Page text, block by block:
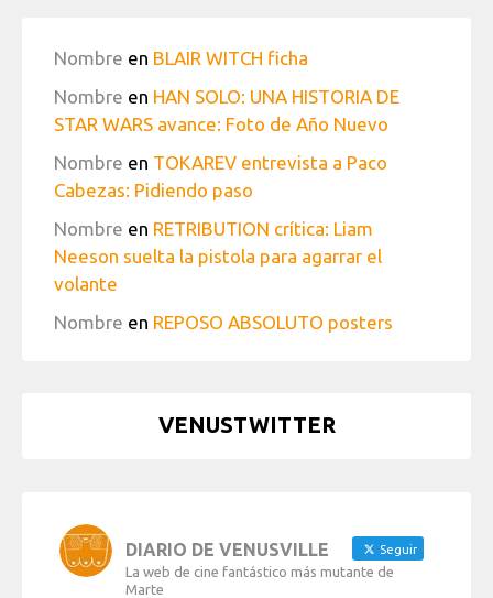
Nombre en BLAIR WITCH ficha
Nombre en HAN SOLO: UNA HISTORIA DE
STAR WARS avance: Foto de Año Nuevo
Nombre en TOKAREV entrevista a Paco
Cabezas: Pidiendo paso
Nombre en RETRIBUTION crítica: Liam
Neeson suelta la pistola para agarrar el
volante
Nombre en REPOSO ABSOLUTO posters
VENUSTWITTER
DIARIO DE VENUSVILLE Seguir
La web de cine fantástico más mutante de
Marte